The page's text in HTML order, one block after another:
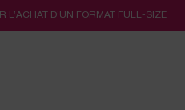
L’ACHAT D’UN FORMAT FULL-SIZE